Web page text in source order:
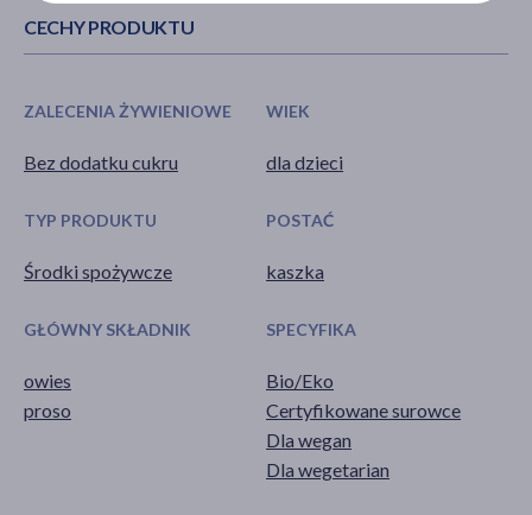
CECHY PRODUKTU
ZALECENIA ŻYWIENIOWE
Bez dodatku cukru
WIEK
dla dzieci
TYP PRODUKTU
Środki spożywcze
POSTAĆ
kaszka
GŁÓWNY SKŁADNIK
owies
proso
SPECYFIKA
Bio/Eko
Certyfikowane surowce
Dla wegan
Dla wegetarian